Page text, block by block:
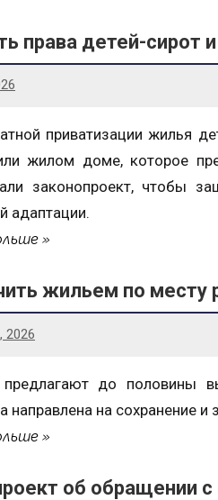
права детей-сирот
приватизации жилья
жилом доме, которое
законопроект, чтобы
адаптации.
жильем по месту
2026
до половины
направлена на сохранение
об обращении